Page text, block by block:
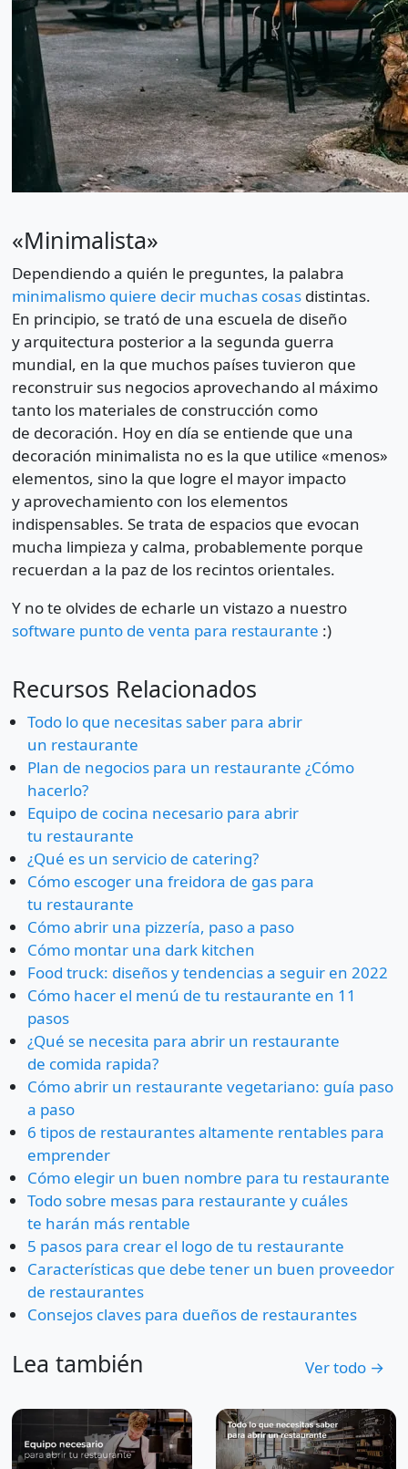
«Minimalista»
Dependiendo a quién le preguntes, la palabra
minimalismo quiere decir muchas cosasdistintas.
En principio, se trató de una escuela de diseño
y arquitectura posterior a la segunda guerra
mundial, en la que muchos países tuvieron que
reconstruir sus negocios aprovechando al máximo
tanto los materiales de construcción como
de decoración. Hoy en día se entiende que una
decoración minimalista no es la que utilice «menos»
elementos, sino la que logre el mayor impacto
y aprovechamiento con los elementos
indispensables. Se trata de espacios que evocan
mucha limpieza y calma, probablemente porque
recuerdan a la paz de los recintos orientales.
Y no te olvides de echarle un vistazo a nuestro
software punto de venta para restaurante :)
Recursos Relacionados
Todo lo que necesitas saber para abrir
un restaurante
Plan de negocios para un restaurante ¿Cómo
hacerlo?
Equipo de cocina necesario para abrir
tu restaurante
¿Qué es un servicio de catering?
Cómo escoger una freidora de gas para
tu restaurante
Cómo abrir una pizzería, paso a paso
Cómo montar una dark kitchen
Food truck: diseños y tendencias a seguir en 2022
Cómo hacer el menú de tu restaurante en 11
pasos
¿Qué se necesita para abrir un restaurante
de comida rapida?
Cómo abrir un restaurante vegetariano: guía paso
a paso
6 tipos de restaurantes altamente rentables para
emprender
Cómo elegir un buen nombre para tu restaurante
Todo sobre mesas para restaurante y cuáles
te harán más rentable
5 pasos para crear el logo de tu restaurante
Características que debe tener un buen proveedor
de restaurantes
Consejos claves para dueños de restaurantes
Lea también Ver todo →